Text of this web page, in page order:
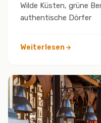
Wilde Küsten, grüne
authentische Dörfer
Weiterlesen